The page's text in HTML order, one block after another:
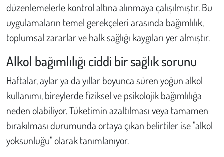
düzenlemelerle kontrol altına alınmaya çalışılmıştır. Bu
uygulamaların temel gerekçeleri arasında bağımlılık,
toplumsal zararlar ve halk sağlığı kaygıları yer almıştır.
Alkol bağımlılığı ciddi bir sağlık sorunu
Haftalar, aylar ya da yıllar boyunca süren yoğun alkol
kullanımı, bireylerde fiziksel ve psikolojik bağımlılığa
neden olabiliyor. Tüketimin azaltılması veya tamamen
bırakılması durumunda ortaya çıkan belirtiler ise "alkol
yoksunluğu" olarak tanımlanıyor.